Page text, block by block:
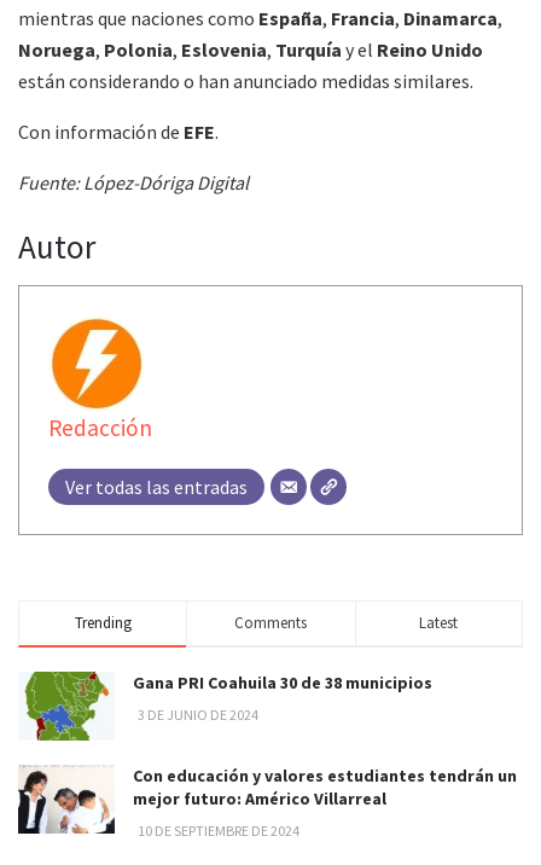
mientras que naciones como España, Francia, Dinamarca,
Noruega, Polonia, Eslovenia, Turquía y el Reino Unido
están considerando o han anunciado medidas similares.
Con información de EFE.
Fuente: López-Dóriga Digital
Autor
Redacción
Ver todas las entradas
Trending Comments Latest
Gana PRI Coahuila 30 de 38 municipios
3 DE JUNIO DE 2024
Con educación y valores estudiantes tendrán un
mejor futuro: Américo Villarreal
10 DE SEPTIEMBRE DE 2024